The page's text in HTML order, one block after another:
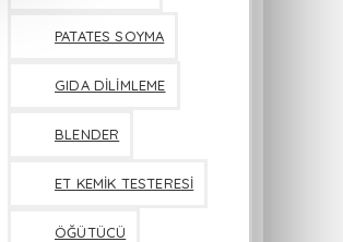
PATATES SOYMA
GIDA DİLİMLEME
BLENDER
ET KEMİK TESTERESİ
ÖĞÜTÜCÜ